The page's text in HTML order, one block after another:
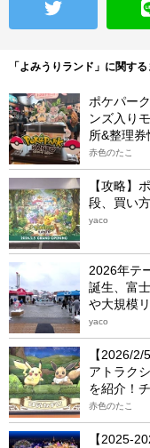
「よみうりランド」に関す
ポケパー
ンズ入り
所&整理券
赤色のたこ
【攻略】
段、買い
yaco
2026年テ
誕生、富
や大規模
yaco
【2026/
アトラク
を紹介！
赤色のたこ
【2025-